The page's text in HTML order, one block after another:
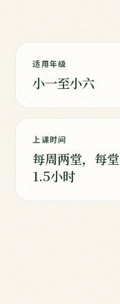
适用年级
小一至小六
上课时间
每周两堂，每堂
1.5小时